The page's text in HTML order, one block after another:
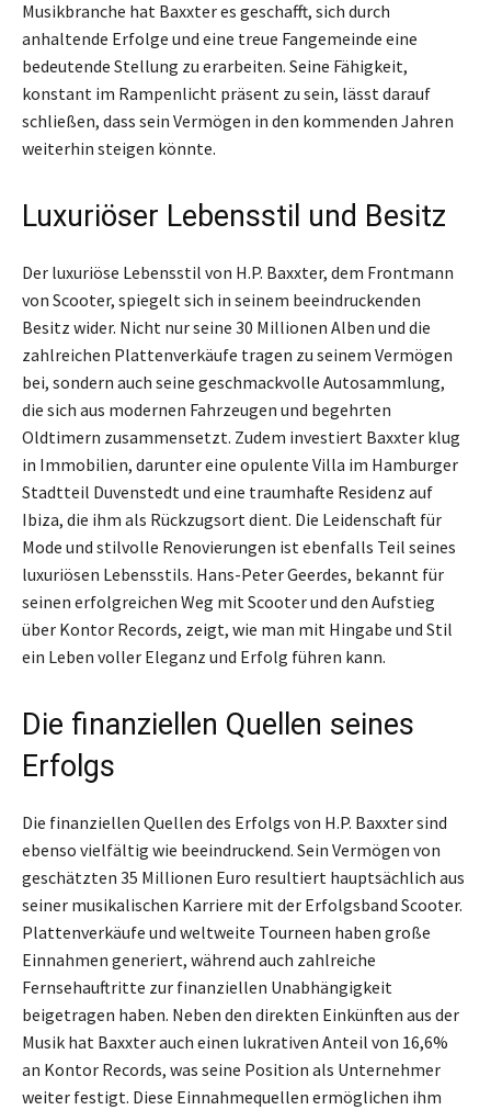
Musikbranche hat Baxxter es geschafft, sich durch
anhaltende Erfolge und eine treue Fangemeinde eine
bedeutende Stellung zu erarbeiten. Seine Fähigkeit,
konstant im Rampenlicht präsent zu sein, lässt darauf
schließen, dass sein Vermögen in den kommenden Jahren
weiterhin steigen könnte.
Luxuriöser Lebensstil und Besitz
Der luxuriöse Lebensstil von H.P. Baxxter, dem Frontmann
von Scooter, spiegelt sich in seinem beeindruckenden
Besitz wider. Nicht nur seine 30 Millionen Alben und die
zahlreichen Plattenverkäufe tragen zu seinem Vermögen
bei, sondern auch seine geschmackvolle Autosammlung,
die sich aus modernen Fahrzeugen und begehrten
Oldtimern zusammensetzt. Zudem investiert Baxxter klug
in Immobilien, darunter eine opulente Villa im Hamburger
Stadtteil Duvenstedt und eine traumhafte Residenz auf
Ibiza, die ihm als Rückzugsort dient. Die Leidenschaft für
Mode und stilvolle Renovierungen ist ebenfalls Teil seines
luxuriösen Lebensstils. Hans-Peter Geerdes, bekannt für
seinen erfolgreichen Weg mit Scooter und den Aufstieg
über Kontor Records, zeigt, wie man mit Hingabe und Stil
ein Leben voller Eleganz und Erfolg führen kann.
Die finanziellen Quellen seines
Erfolgs
Die finanziellen Quellen des Erfolgs von H.P. Baxxter sind
ebenso vielfältig wie beeindruckend. Sein Vermögen von
geschätzten 35 Millionen Euro resultiert hauptsächlich aus
seiner musikalischen Karriere mit der Erfolgsband Scooter.
Plattenverkäufe und weltweite Tourneen haben große
Einnahmen generiert, während auch zahlreiche
Fernsehauftritte zur finanziellen Unabhängigkeit
beigetragen haben. Neben den direkten Einkünften aus der
Musik hat Baxxter auch einen lukrativen Anteil von 16,6%
an Kontor Records, was seine Position als Unternehmer
weiter festigt. Diese Einnahmequellen ermöglichen ihm